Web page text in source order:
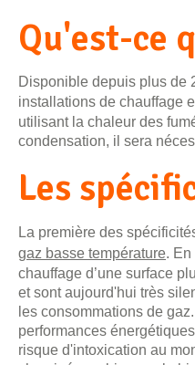
Qu'est-ce
Disponible depuis plus de
installations de chauffage
utilisant la chaleur des
condensation, il sera
Les
La première des
gaz basse température.
chauffage d’une surface
et sont aujourd'hui très
les consommations de
performances
risque d'intoxication au